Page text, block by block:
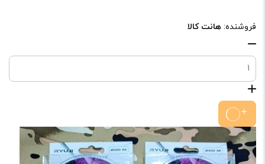
فروشنده: هانت کالا
نخ
فلور
کربن
WAX
عدد